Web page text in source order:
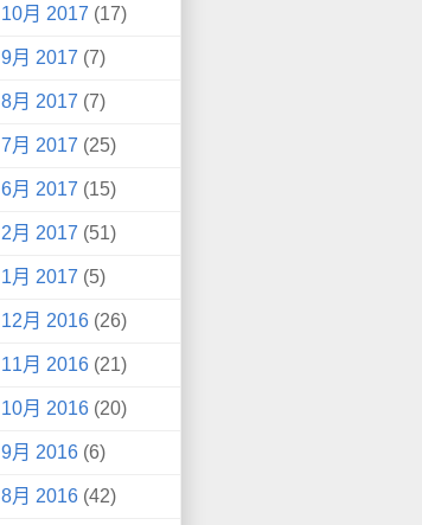
10月 2017 (17)
9月 2017 (7)
8月 2017 (7)
7月 2017 (25)
6月 2017 (15)
2月 2017 (51)
1月 2017 (5)
12月 2016 (26)
11月 2016 (21)
10月 2016 (20)
9月 2016 (6)
8月 2016 (42)